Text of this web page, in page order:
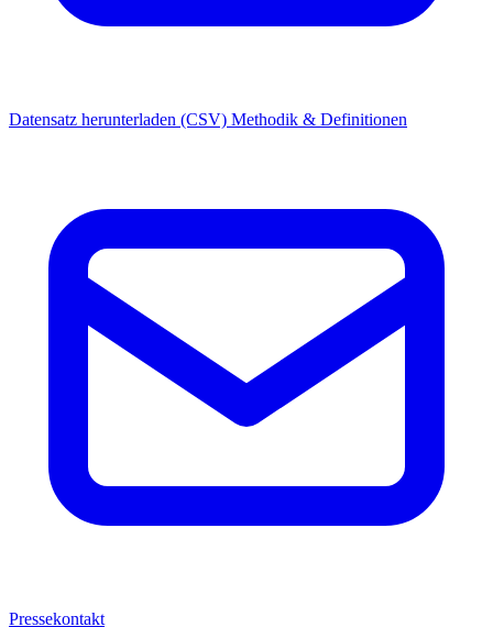
Datensatz herunterladen (CSV) Methodik & Definitionen
Pressekontakt